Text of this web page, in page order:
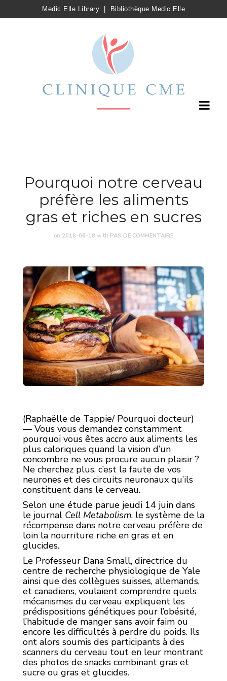
Medic Elle Library Bibliothèque Medic Elle
Pourquoi notre cerveau
préfère les aliments
gras et riches en sucres
on 2018-06-18 with PAS DE COMMENTAIRE
(Raphaëlle de Tappie/ Pourquoi docteur)
— Vous vous demandez constamment
pourquoi vous êtes accro aux aliments les
plus caloriques quand la vision d’un
concombre ne vous procure aucun plaisir ?
Ne cherchez plus, c’est la faute de vos
neurones et des circuits neuronaux qu’ils
constituent dans le cerveau.
Selon une étude parue jeudi 14 juin dans
le journal Cell Metabolism, le système de la
récompense dans notre cerveau préfère de
loin la nourriture riche en gras et en
glucides.
Le Professeur Dana Small, directrice du
centre de recherche physiologique de Yale
ainsi que des collègues suisses, allemands,
et canadiens, voulaient comprendre quels
mécanismes du cerveau expliquent les
prédispositions génétiques pour l’obésité,
l’habitude de manger sans avoir faim ou
encore les difficultés à perdre du poids. Ils
ont alors soumis des participants à des
scanners du cerveau tout en leur montrant
des photos de snacks combinant gras et
sucre ou gras et glucides.